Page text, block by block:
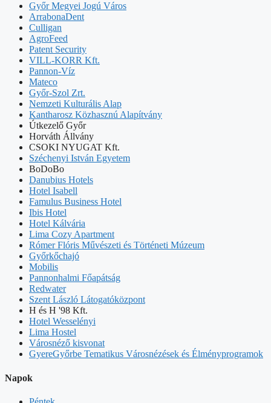
Győr Megyei Jogú Város
ArrabonaDent
Culligan
AgroFeed
Patent Security
VILL-KORR Kft.
Pannon-Víz
Mateco
Győr-Szol Zrt.
Nemzeti Kulturális Alap
Kantharosz Közhasznú Alapítvány
Útkezelő Győr
Horváth Állvány
CSOKI NYUGAT Kft.
Széchenyi István Egyetem
BoDoBo
Danubius Hotels
Hotel Isabell
Famulus Business Hotel
Ibis Hotel
Hotel Kálvária
Lima Cozy Apartment
Rómer Flóris Művészeti és Történeti Múzeum
Győrkőchajó
Mobilis
Pannonhalmi Főapátság
Redwater
Szent László Látogatóközpont
H és H '98 Kft.
Hotel Wesselényi
Lima Hostel
Városnéző kisvonat
GyereGyőrbe Tematikus Városnézések és Élményprogramok
Napok